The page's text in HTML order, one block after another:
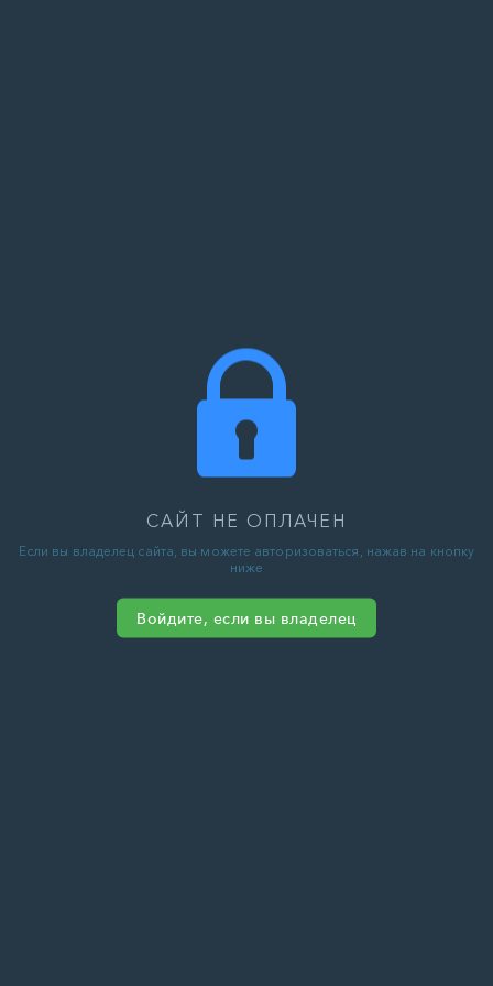
САЙТ НЕ ОПЛАЧЕН
Если вы владелец сайта, вы можете авторизоваться, нажав на кнопку
ниже
Войдите, если вы владелец